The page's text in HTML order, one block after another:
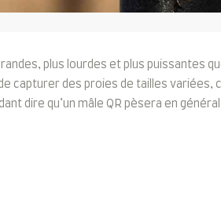
plus lourdes et plus puissantes
capturer des proies de tailles variées,
dire qu’un mâle QR pèsera en